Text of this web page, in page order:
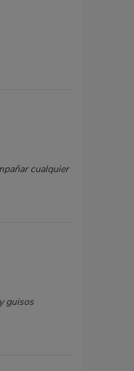
cualquier
guisos